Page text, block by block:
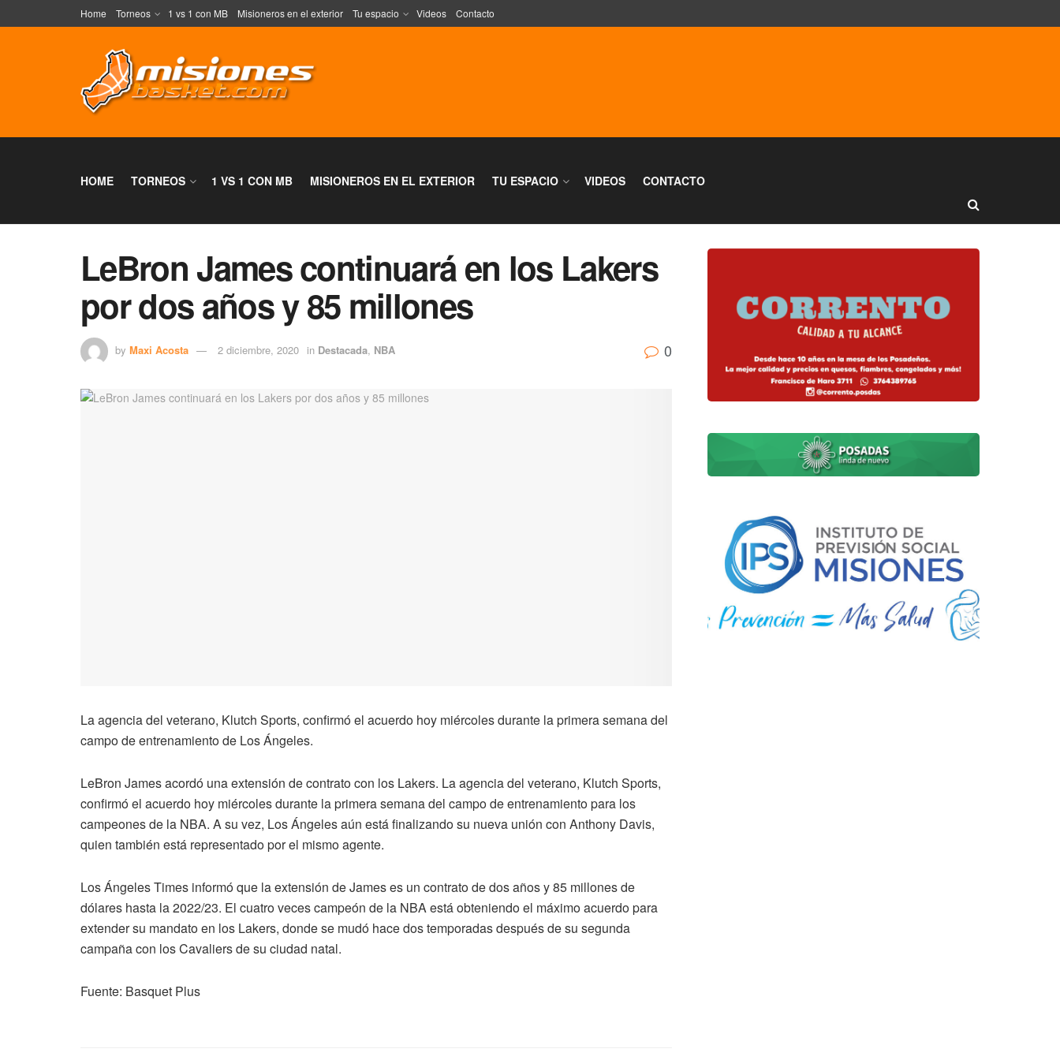
Home Torneos 1 vs 1 con MB Misioneros en el exterior Tu espacio Videos Contacto
HOME TORNEOS 1 VS 1 CON MB MISIONEROS EN EL EXTERIOR TU ESPACIO VIDEOS CONTACTO
LeBron James continuará en los Lakers
por dos años y 85 millones
by Maxi Acosta 2 diciembre, 2020 in Destacada, NBA 0
La agencia del veterano, Klutch Sports, confirmó el acuerdo hoy miércoles durante la primera semana del
campo de entrenamiento de Los Ángeles.
LeBron James acordó una extensión de contrato con los Lakers. La agencia del veterano, Klutch Sports,
confirmó el acuerdo hoy miércoles durante la primera semana del campo de entrenamiento para los
campeones de la NBA. A su vez, Los Ángeles aún está finalizando su nueva unión con Anthony Davis,
quien también está representado por el mismo agente.
Los Ángeles Times informó que la extensión de James es un contrato de dos años y 85 millones de
dólares hasta la 2022/23. El cuatro veces campeón de la NBA está obteniendo el máximo acuerdo para
extender su mandato en los Lakers, donde se mudó hace dos temporadas después de su segunda
campaña con los Cavaliers de su ciudad natal.
Fuente: Basquet Plus